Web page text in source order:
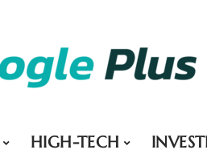
HIGH-TECH